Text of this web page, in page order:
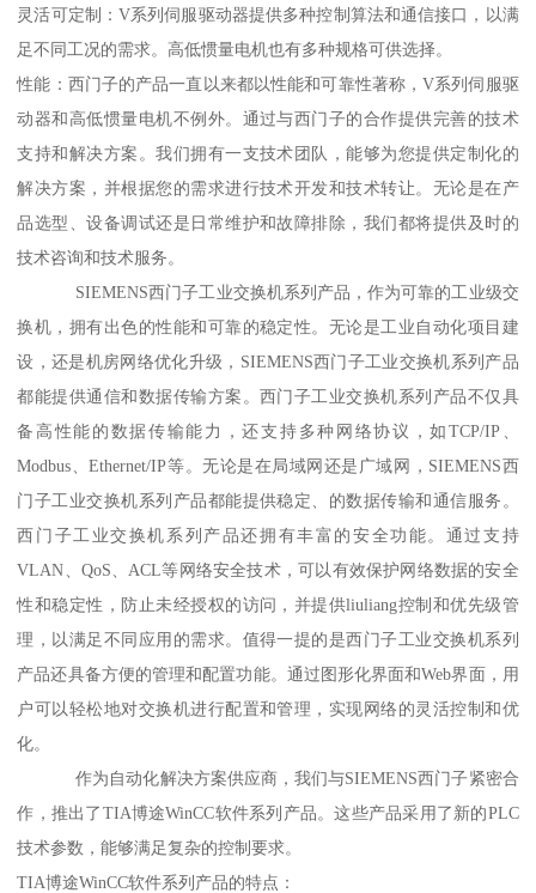
灵活可定制：V系列伺服驱动器提供多种控制算法和通信接口，以满
足不同工况的需求。高低惯量电机也有多种规格可供选择。
性能：西门子的产品一直以来都以性能和可靠性著称，V系列伺服驱
动器和高低惯量电机不例外。通过与西门子的合作提供完善的技术
支持和解决方案。我们拥有一支技术团队，能够为您提供定制化的
解决方案，并根据您的需求进行技术开发和技术转让。无论是在产
品选型、设备调试还是日常维护和故障排除，我们都将提供及时的
技术咨询和技术服务。
SIEMENS西门子工业交换机系列产品，作为可靠的工业级交
换机，拥有出色的性能和可靠的稳定性。无论是工业自动化项目建
设，还是机房网络优化升级，SIEMENS西门子工业交换机系列产品
都能提供通信和数据传输方案。西门子工业交换机系列产品不仅具
备高性能的数据传输能力，还支持多种网络协议，如TCP/IP、
Modbus、Ethernet/IP等。无论是在局域网还是广域网，SIEMENS西
门子工业交换机系列产品都能提供稳定、的数据传输和通信服务。
西门子工业交换机系列产品还拥有丰富的安全功能。通过支持
VLAN、QoS、ACL等网络安全技术，可以有效保护网络数据的安全
性和稳定性，防止未经授权的访问，并提供liuliang控制和优先级管
理，以满足不同应用的需求。值得一提的是西门子工业交换机系列
产品还具备方便的管理和配置功能。通过图形化界面和Web界面，用
户可以轻松地对交换机进行配置和管理，实现网络的灵活控制和优
化。
作为自动化解决方案供应商，我们与SIEMENS西门子紧密合
作，推出了TIA博途WinCC软件系列产品。这些产品采用了新的PLC
技术参数，能够满足复杂的控制要求。
TIA博途WinCC软件系列产品的特点：